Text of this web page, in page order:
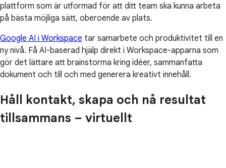
plattform som är utformad för att ditt team ska kunna arbeta
på bästa möjliga sätt, oberoende av plats.
Google AI i Workspace tar samarbete och produktivitet till en
ny nivå. Få AI-baserad hjälp direkt i Workspace-apparna som
gör det lättare att brainstorma kring idéer, sammanfatta
dokument och till och med generera kreativt innehåll.
Håll kontakt, skapa och nå resultat
tillsammans – virtuellt